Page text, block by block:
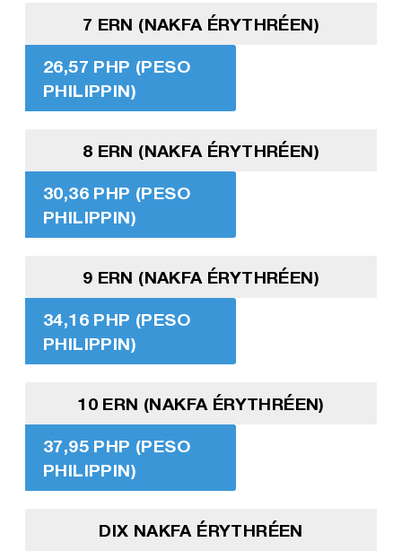
7 ERN (NAKFA ÉRYTHRÉEN)
26,57 PHP (PESO
PHILIPPIN)
8 ERN (NAKFA ÉRYTHRÉEN)
30,36 PHP (PESO
PHILIPPIN)
9 ERN (NAKFA ÉRYTHRÉEN)
34,16 PHP (PESO
PHILIPPIN)
10 ERN (NAKFA ÉRYTHRÉEN)
37,95 PHP (PESO
PHILIPPIN)
DIX NAKFA ÉRYTHRÉEN